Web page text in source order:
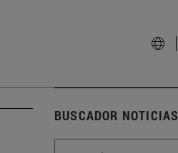
BUSCADOR NOTICIAS